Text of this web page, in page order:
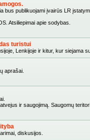
bus publikuojami įvairūs LR
Atsiliepimai apie sodybas.
turistui
Lenkijoje ir kitur, kur siejama
aprašai.
ir saugojimą. Saugomų
diskusijos.